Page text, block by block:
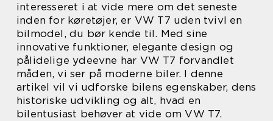
interesseret i at vide mere om det seneste
inden for køretøjer, er VW T7 uden tvivl en
bilmodel, du bør kende til. Med sine
innovative funktioner, elegante design og
pålidelige ydeevne har VW T7 forvandlet
måden, vi ser på moderne biler. I denne
artikel vil vi udforske bilens egenskaber, dens
historiske udvikling og alt, hvad en
bilentusiast behøver at vide om VW T7.